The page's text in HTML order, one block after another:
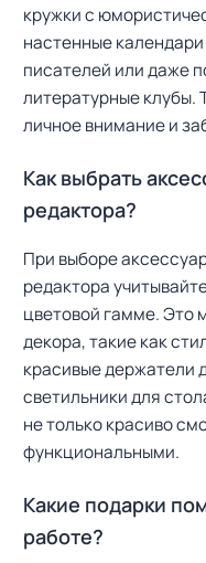
кружки с
настенные
писателей или даже
литературные клубы.
личное внимание и
Как выбрать
редактора?
При выборе
редактора
цветовой гамме. Это
декора, такие как
красивые держатели
светильники для
не только красиво
функциональными.
Какие подарки
работе?